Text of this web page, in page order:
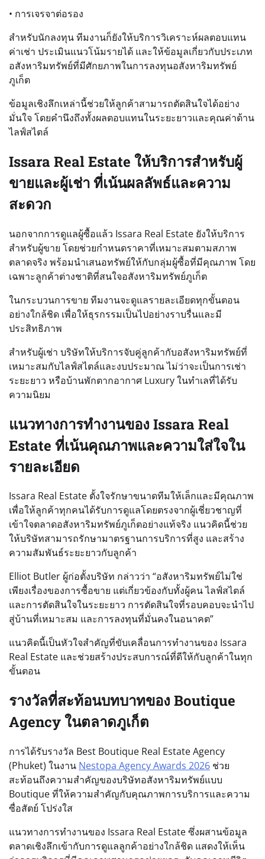
• การเจรจาต่อรอง
สำหรับนักลงทุน ทีมงานก็ยังให้บริการวิเคราะห์ผลตอบแทน
ค่าเช่า ประเมินแนวโน้มรายได้ และให้ข้อมูลเกี่ยวกับประเภท
อสังหาริมทรัพย์ที่มีศักยภาพในการลงทุนอสังหาริมทรัพย์
ภูเก็ต
ข้อมูลเชิงลึกเหล่านี้ช่วยให้ลูกค้าสามารถตัดสินใจได้อย่าง
มั่นใจ โดยคำนึงถึงทั้งผลตอบแทนในระยะยาวและคุณค่าด้าน
ไลฟ์สไตล์
Issara Real Estate ให้บริการสำหรับผู้
ขายและผู้เช่า ที่เน้นผลลัพธ์และความ
สะดวก
นอกจากการดูแลผู้ซื้อแล้ว Issara Real Estate ยังให้บริการ
สำหรับผู้ขาย โดยช่วยกำหนดราคาที่เหมาะสมตามสภาพ
ตลาดจริง พร้อมนำเสนอทรัพย์ให้กับกลุ่มผู้ซื้อที่มีคุณภาพ โดย
เฉพาะลูกค้าต่างชาติที่สนใจอสังหาริมทรัพย์ภูเก็ต
ในกระบวนการขาย ทีมงานจะดูแลรายละเอียดทุกขั้นตอน
อย่างใกล้ชิด เพื่อให้ธุรกรรมเป็นไปอย่างราบรื่นและมี
ประสิทธิภาพ
สำหรับผู้เช่า บริษัทให้บริการจับคู่ลูกค้ากับอสังหาริมทรัพย์ที่
เหมาะสมกับไลฟ์สไตล์และงบประมาณ ไม่ว่าจะเป็นการเช่า
ระยะยาว หรือบ้านพักตากอากาศ Luxury ในทำเลที่ได้รับ
ความนิยม
แนวทางการทำงานของ Issara Real
Estate ที่เน้นคุณภาพและความใส่ใจใน
รายละเอียด
Issara Real Estate ตั้งใจรักษาขนาดทีมให้เล็กและมีคุณภาพ
เพื่อให้ลูกค้าทุกคนได้รับการดูแลโดยตรงจากผู้เชี่ยวชาญที่
เข้าใจตลาดอสังหาริมทรัพย์ภูเก็ตอย่างแท้จริง แนวคิดนี้ช่วย
ให้บริษัทสามารถรักษามาตรฐานการบริการที่สูง และสร้าง
ความสัมพันธ์ระยะยาวกับลูกค้า
Elliot Butler ผู้ก่อตั้งบริษัท กล่าวว่า “อสังหาริมทรัพย์ไม่ใช่
เพียงเรื่องของการซื้อขาย แต่เกี่ยวข้องกับทั้งผู้คน ไลฟ์สไตล์
และการตัดสินใจในระยะยาว การตัดสินใจที่รอบคอบจะนำไป
สู่บ้านที่เหมาะสม และการลงทุนที่มั่นคงในอนาคต”
แนวคิดนี้เป็นหัวใจสำคัญที่ขับเคลื่อนการทำงานของ Issara
Real Estate และช่วยสร้างประสบการณ์ที่ดีให้กับลูกค้าในทุก
ขั้นตอน
รางวัลที่สะท้อนบทบาทของ Boutique
Agency ในตลาดภูเก็ต
การได้รับรางวัล Best Boutique Real Estate Agency
(Phuket) ในงาน Nestopa Agency Awards 2026 ช่วย
สะท้อนถึงความสำคัญของบริษัทอสังหาริมทรัพย์แบบ
Boutique ที่ให้ความสำคัญกับคุณภาพการบริการและความ
ซื่อสัตย์ โปร่งใส
แนวทางการทำงานของ Issara Real Estate ซึ่งผสานข้อมูล
ตลาดเชิงลึกเข้ากับการดูแลลูกค้าอย่างใกล้ชิด แสดงให้เห็น